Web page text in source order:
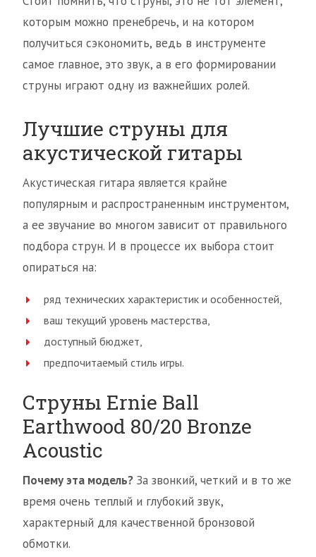
которым можно пренебречь, и на котором
получиться сэкономить, ведь в инструменте
самое главное, это звук, а в его формировании
струны играют одну из важнейших ролей.
Лучшие струны для
акустической гитары
Акустическая гитара является крайне
популярным и распространенным инструментом,
а ее звучание во многом зависит от правильного
подбора струн. И в процессе их выбора стоит
опираться на:
ряд технических характеристик и особенностей,
ваш текущий уровень мастерства,
доступный бюджет,
предпочитаемый стиль игры.
Струны Ernie Ball
Earthwood 80/20 Bronze
Acoustic
Почему эта модель? За звонкий, четкий и в то же
время очень теплый и глубокий звук,
характерный для качественной бронзовой
обмотки.